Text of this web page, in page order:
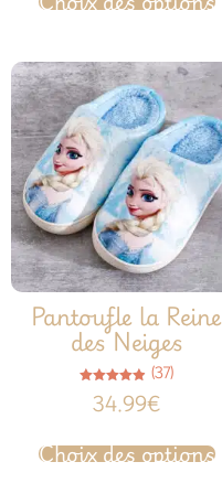
Pantoufle la Reine
des Neiges
4.86
sur 5
(37)
34.99€
Choix des options